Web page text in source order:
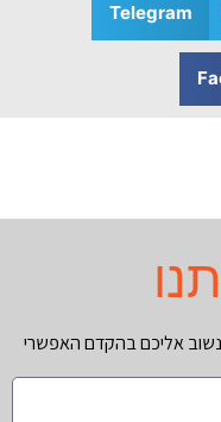
Telegram
אליכם בהקדם האפשרי